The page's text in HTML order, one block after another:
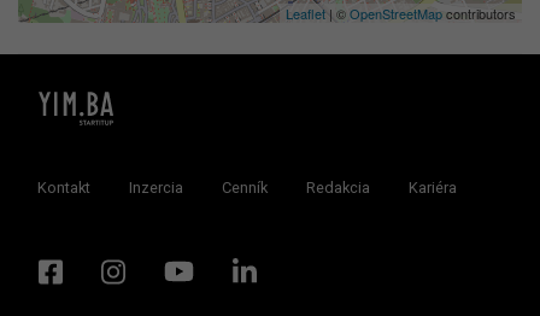
Leaflet | ©OpenStreetMapcontributors
Kontakt Inzercia Cenník Redakcia Kariéra